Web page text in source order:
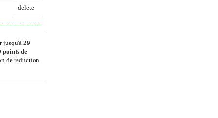
delete
jusqu'à 29
points de
de réduction